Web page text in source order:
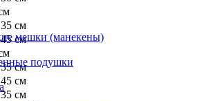
см
см
см
см
см
мешки (манекены)
подушки